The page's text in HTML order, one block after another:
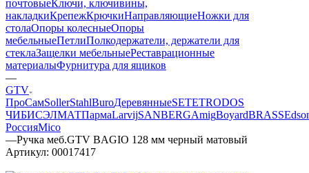
почтовыеКлючи, ключивины,
накладкиКрепежКрючкиНаправляющиеНожки для
столаОпоры колесныеОпоры
мебельныеПетлиПолкодержатели, держатели для
стеклаЗащелки мебельныеРеставрационные
материалыФурнитура для ящиков
—
GTV
ПроСамSollerStahlBuroДеревянныеSETETRODOS
ЧИБИСЭЛМАТПармаLarvijSANBERGAmigBoyardBRASS
РоссияMico
—Ручка меб.GTV BAGIO 128 мм черный матовый
Артикул: 00017417